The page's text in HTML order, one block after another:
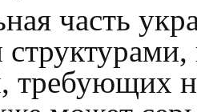
часть
требующих